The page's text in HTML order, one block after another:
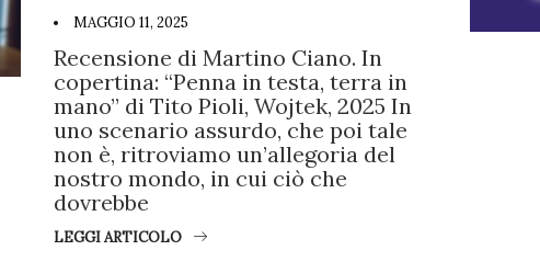
MAGGIO 11, 2025
Recensione di Martino Ciano. In
copertina: “Penna in testa, terra in
mano” di Tito Pioli, Wojtek, 2025 In
uno scenario assurdo, che poi tale
non è, ritroviamo un’allegoria del
nostro mondo, in cui ciò che
dovrebbe
LEGGI ARTICOLO